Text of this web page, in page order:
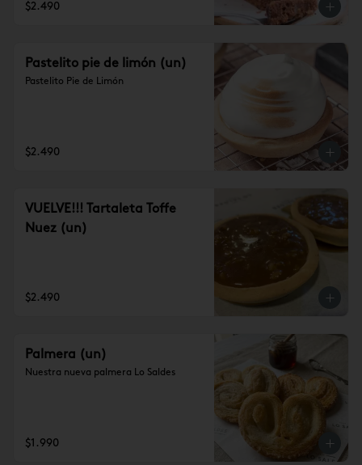
$2.490
Pastelito pie de limón (un)
Pastelito Pie de Limón
$2.490
VUELVE!!! Tartaleta Toffe
Nuez (un)
$2.490
Palmera (un)
Nuestra nueva palmera Lo Saldes
$1.990